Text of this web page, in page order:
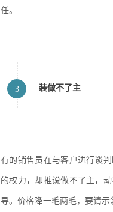
任。
3 装做不了主
有的销售员在与客户进行谈
的权力，却推说做不了主，
导。价格降一毛两毛，要请示